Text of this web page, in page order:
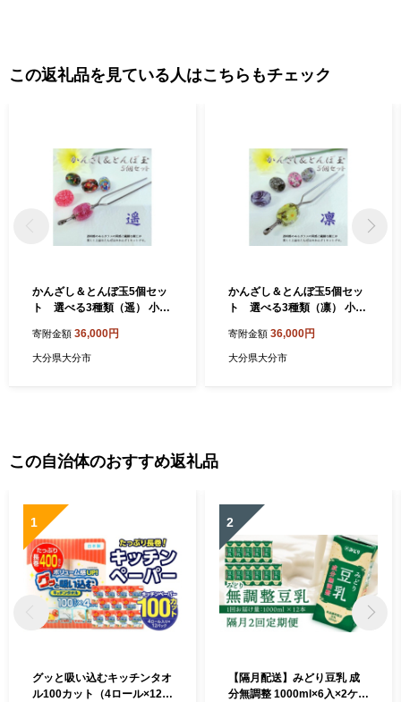
この返礼品を見ている人はこちらもチェック
かんざし＆とんぼ玉5個セッ
ト 選べる3種類（遥） 小物
り 工芸品 箱付き プレゼント
ギフト おしゃれ U01022-2
寄附金額 36,000円
大分県大分市
かんざし＆とんぼ玉5個セッ
ト 選べる3種類（凛） 小物
り 工芸品 箱付き プレゼント
ギフト おしゃれ U01022-1
寄附金額 36,000円
大分県大分市
この自治体のおすすめ返礼品
1
グッと吸い込むキッチンタオ
ル100カット（4ロール×12パ
2
【隔月配送】みどり豆乳 成
分無調整 1000ml×6入×2ケー